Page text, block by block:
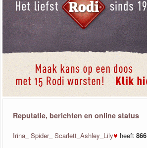
Reputatie, berichten en online status
Irina_ Spider_ Scarlett_Ashley_Lily heeft 866